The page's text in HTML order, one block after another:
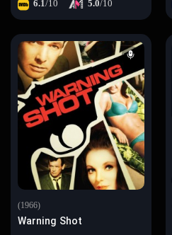
6.1/10 5.0/10
(1966)
Warning Shot